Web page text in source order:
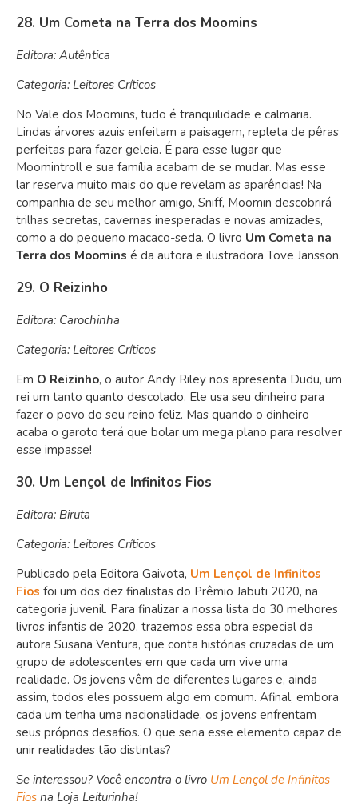
28. Um Cometa na Terra dos Moomins
Editora: Autêntica
Categoria: Leitores Críticos
No Vale dos Moomins, tudo é tranquilidade e calmaria.
Lindas árvores azuis enfeitam a paisagem, repleta de pêras
perfeitas para fazer geleia. É para esse lugar que
Moomintroll e sua família acabam de se mudar. Mas esse
lar reserva muito mais do que revelam as aparências! Na
companhia de seu melhor amigo, Sniff, Moomin descobrirá
trilhas secretas, cavernas inesperadas e novas amizades,
como a do pequeno macaco-seda. O livro Um Cometa na
Terra dos Moomins é da autora e ilustradora Tove Jansson.
29. O Reizinho
Editora: Carochinha
Categoria: Leitores Críticos
Em O Reizinho, o autor Andy Riley nos apresenta Dudu, um
rei um tanto quanto descolado. Ele usa seu dinheiro para
fazer o povo do seu reino feliz. Mas quando o dinheiro
acaba o garoto terá que bolar um mega plano para resolver
esse impasse!
30. Um Lençol de Infinitos Fios
Editora: Biruta
Categoria: Leitores Críticos
Publicado pela Editora Gaivota, Um Lençol de Infinitos
Fios foi um dos dez finalistas do Prêmio Jabuti 2020, na
categoria juvenil. Para finalizar a nossa lista do 30 melhores
livros infantis de 2020, trazemos essa obra especial da
autora Susana Ventura, que conta histórias cruzadas de um
grupo de adolescentes em que cada um vive uma
realidade. Os jovens vêm de diferentes lugares e, ainda
assim, todos eles possuem algo em comum. Afinal, embora
cada um tenha uma nacionalidade, os jovens enfrentam
seus próprios desafios. O que seria esse elemento capaz de
unir realidades tão distintas?
Se interessou? Você encontra o livro Um Lençol de Infinitos
Fios na Loja Leiturinha!